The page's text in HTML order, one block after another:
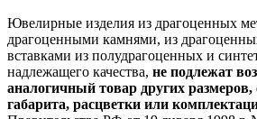
Ювелирные изделия из драгоценных
драгоценными камнями, из
вставками из полудрагоценных и
надлежащего качества, не подлежат
аналогичный товар других
габарита, расцветки или